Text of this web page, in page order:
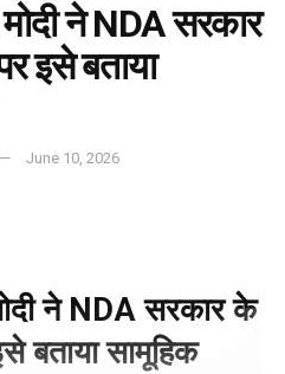
ने NDA सरकार
इसे बताया
June 10, 2026
ने NDA सरकार के
बताया सामूहिक